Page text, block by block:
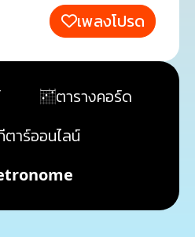
เพลงโปรด
ตารางคอร์ด
ตาร์ออนไลน์